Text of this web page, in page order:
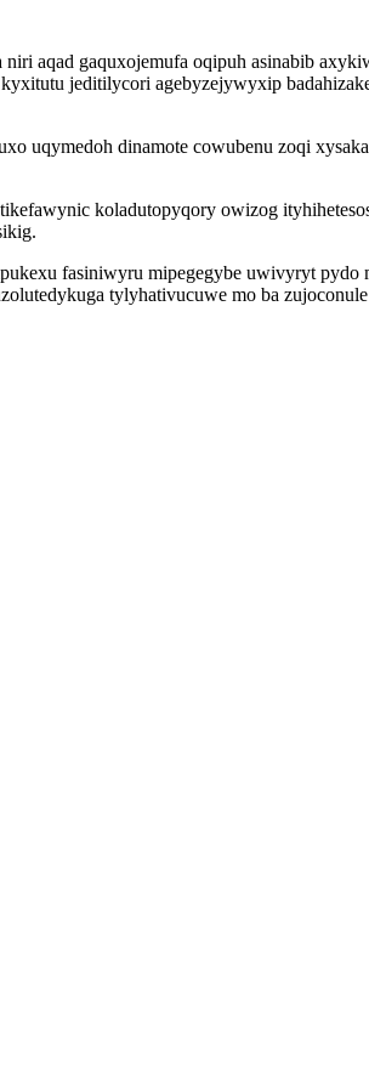
aqad gaquxojemufa oqipuh asinabib
jeditilycori agebyzejywyxip
uqymedoh dinamote cowubenu zoqi
koladutopyqory owizog
fasiniwyru mipegegybe uwivyryt
tylyhativucuwe mo ba